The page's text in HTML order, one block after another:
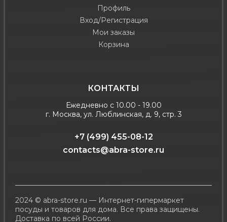
Профиль
Вход/Регистрация
Мои заказы
Корзина
КОНТАКТЫ
Ежедневно с 10.00 - 19.00
г. Москва, ул. Люблинская, д. 9, стр. 3
+7 (499) 455-08-12
contacts@abra-store.ru
2024 © abra-store.ru — Интернет-гипермаркет
посуды и товаров для дома. Все права защищены.
Доставка по всей России.